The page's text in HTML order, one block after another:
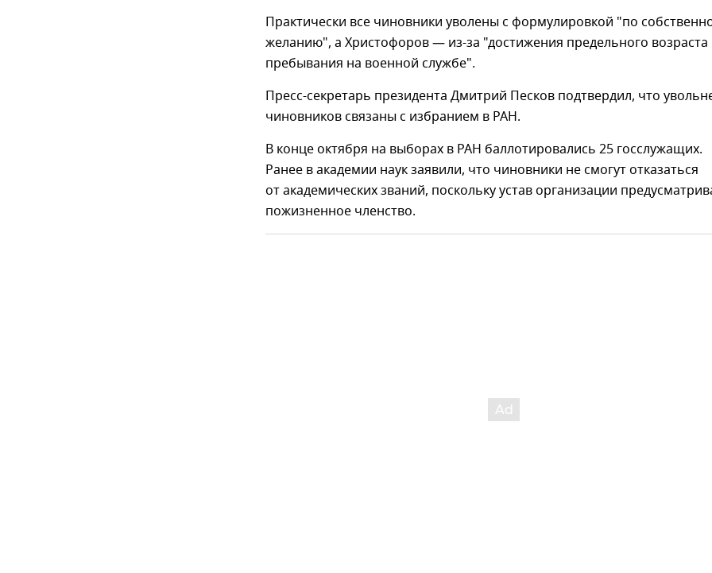
Практически все чиновники уволены с формулировкой "по
желанию", а Христофоров — из-за "достижения предельного возраста
пребывания на военной службе".
Пресс-секретарь президента Дмитрий Песков подтвердил, что
чиновников связаны с избранием в РАН.
В конце октября на выборах в РАН баллотировались 25 госслужащих.
Ранее в академии наук заявили, что чиновники не смогут отказаться
от академических званий, поскольку устав организации
пожизненное членство.